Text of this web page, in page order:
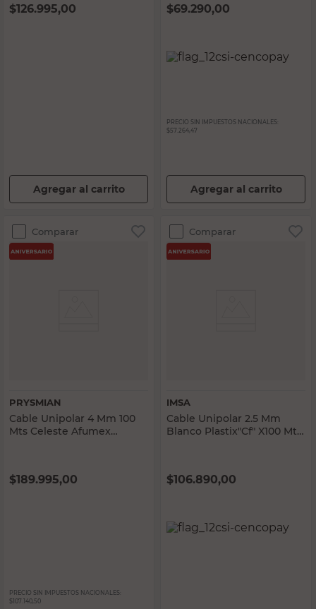
$126.995,00
Agregar al carrito
$69.290,00
PRECIO SIN IMPUESTOS NACIONALES:
$57.264,47
Agregar al carrito
Comparar
PRYSMIAN
Cable Unipolar 4 Mm 100
Mts Celeste Afumex
$189.995,00
PRECIO SIN IMPUESTOS NACIONALES:
$107.140,50
Comparar
IMSA
Cable Unipolar 2.5 Mm
Blanco Plastix"Cf" X100 Mts
$106.890,00